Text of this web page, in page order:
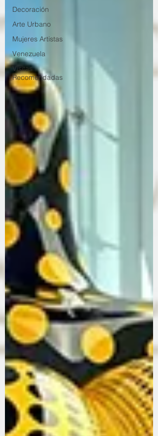
Decoración
Arte Urbano
Mujeres Artistas
Venezuela
Visitas
Recomendadas